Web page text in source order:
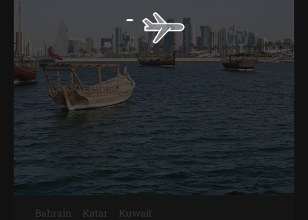
Bahrain Katar Kuwait